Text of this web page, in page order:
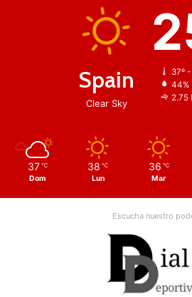
Spain
Clear Sky
37º
44%
2.75
37 ℃
Dom
38 ℃
Lun
36 ℃
Mar
Escucha nuestro